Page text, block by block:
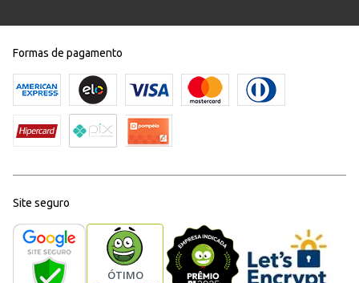
Formas de pagamento
Site seguro